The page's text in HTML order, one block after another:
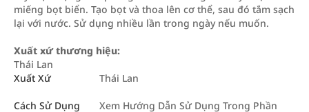
miếng bọt biển. Tạo bọt và thoa lên cơ thể, sau đó tắm sạch
lại với nước. Sử dụng nhiều lần trong ngày nếu muốn.
Xuất xứ thương hiệu:
Thái Lan
Xuất Xứ
Thái Lan
Cách Sử Dụng Xem Hướng Dẫn Sử Dụng Trong Phần